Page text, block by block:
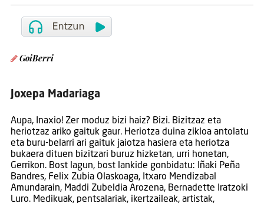
GoiBerri
Joxepa Madariaga
Aupa, Inaxio! Zer moduz bizi haiz? Bizi. Bizitzaz eta
heriotzaz ariko gaituk gaur. Heriotza duina zikloa antolatu
eta buru-belarri ari gaituk jaiotza hasiera eta heriotza
bukaera dituen bizitzari buruz hizketan, urri honetan,
Gerrikon. Bost lagun, bost lankide gonbidatu: Iñaki Peña
Bandres, Felix Zubia Olaskoaga, Itxaro Mendizabal
Amundarain, Maddi Zubeldia Arozena, Bernadette Iratzoki
Luro. Medikuak, pentsalariak, ikertzaileak, artistak,